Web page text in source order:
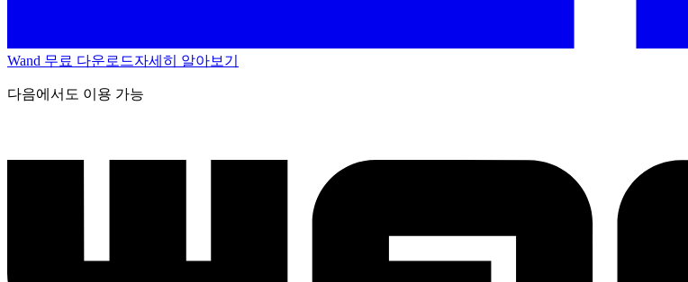
Wand 무료 다운로드자세히 알아보기
다음에서도 이용 가능